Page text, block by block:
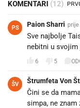
KOMENTARI (12)
PS Paion Sharri prije
Sve najbolje
nebitni u
6 5
ŠV Štrumfeta Von
Čini se da
simpa, ne